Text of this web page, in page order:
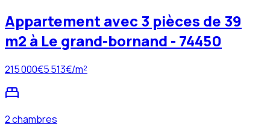
Appartement avec 3 pièces de 39
m2 à Le grand-bornand - 74450
215 000€5 513€/m²
2 chambres